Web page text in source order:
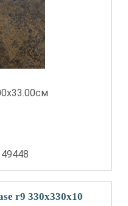
r9 330x330x10